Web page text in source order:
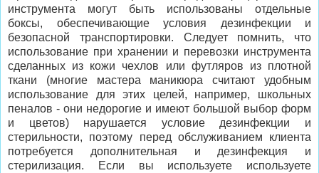
инструмента могут быть использованы отдельные
боксы, обеспечивающие условия дезинфекции и
безопасной транспортировки. Следует помнить, что
использование при хранении и перевозки инструмента
сделанных из кожи чехлов или футляров из плотной
ткани (многие мастера маникюра считают удобным
использование для этих целей, например, школьных
пеналов - они недорогие и имеют большой выбор форм
и цветов) нарушается условие дезинфекции и
стерильности, поэтому перед обслуживанием клиента
потребуется дополнительная и дезинфекция и
стерилизация. Если вы используете используете